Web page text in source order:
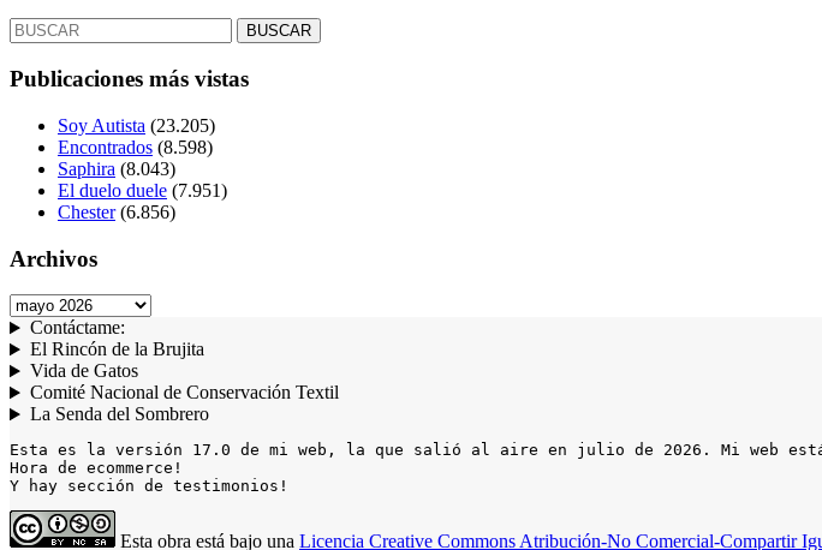
Buscar:
Publicaciones más vistas
Soy Autista (23.205)
Encontrados (8.598)
Saphira (8.043)
El duelo duele (7.951)
Chester (6.856)
Archivos
Archivos
Contáctame:
El Rincón de la Brujita
Vida de Gatos
Comité Nacional de Conservación Textil
La Senda del Sombrero
Esta es la versión 17.0 de mi web, la que salió al aire en julio de 2026. Mi web
Hora de ecommerce!
Y hay sección de testimonios!
Esta obra está bajo una Licencia Creative Commons Atribución-No Comercial-Compartir